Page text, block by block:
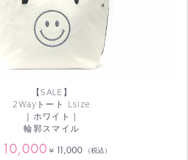
【SALE】
2Wayトート Lsize
｜ホワイト｜
輪郭スマイル
10,000 ¥ 11,000 （税込）